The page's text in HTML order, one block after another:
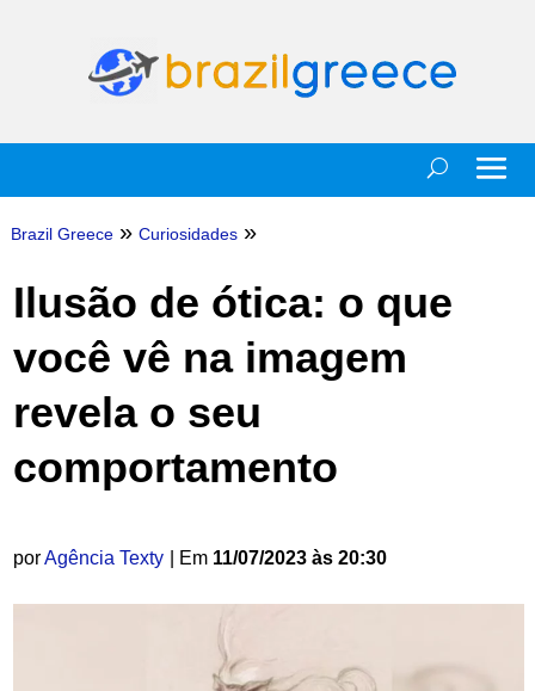
Brazil Greece » Curiosidades »
Ilusão de ótica: o que
você vê na imagem
revela o seu
comportamento
porAgência Texty | Em 11/07/2023 às 20:30